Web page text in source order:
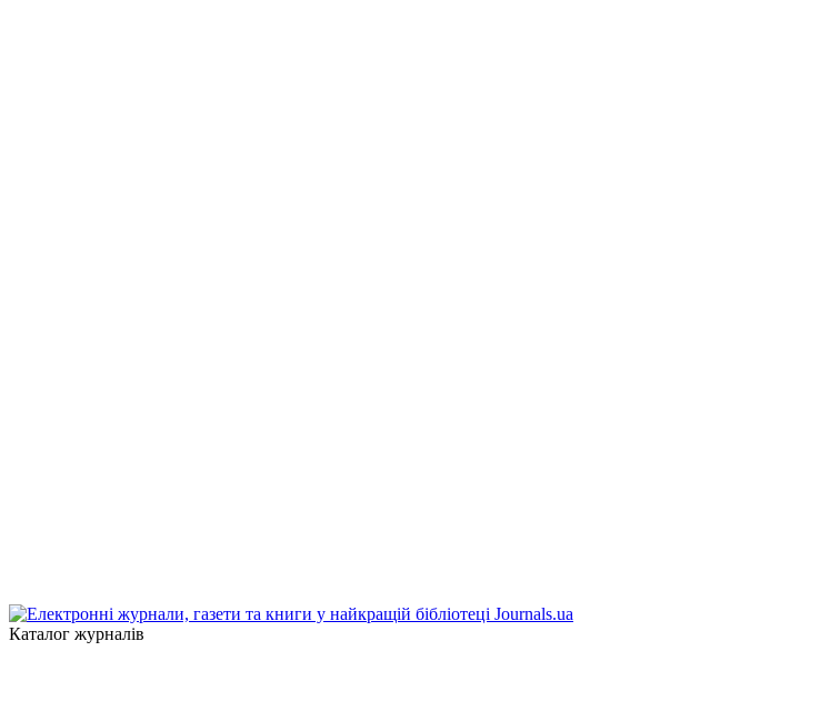
Каталог журналів